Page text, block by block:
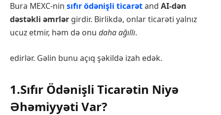
Bura MEXC-nin sıfır ödənişli ticarətand AI-dən
dəstəkli əmrlər girdir. Birlikdə, onlar ticarəti yalnız
ucuz etmir, həm də onu daha ağıllı.
edirlər. Gəlin bunu açıq şəkildə izah edək.
1.Sıfır Ödənişli Ticarətin Niyə
Əhəmiyyəti Var?